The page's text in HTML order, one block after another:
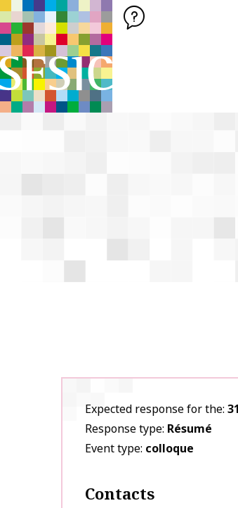
SFSIC SOCIÉTÉ FRANÇAISE DES SCIENCES DE
Société Française
Expected response for the
Response type Résumé
Event type colloque
Contacts